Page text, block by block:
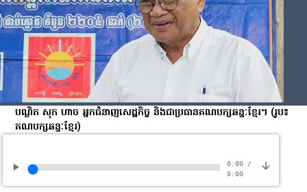
បណ្ឌិត សុក ហាច អ្នក​ជំនាញ​សេដ្ឋកិច្ច និង​ជា​ប្រធាន​គណបក្ស​ឆន្ទៈ​ខ្មែរ។ (រូប៖
គណបក្សឆន្ទៈខ្មែរ)
0:00/
0:00